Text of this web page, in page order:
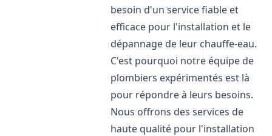
besoin d'un service fiable et
efficace pour l'installation et le
dépannage de leur chauffe-eau.
C'est pourquoi notre équipe de
plombiers expérimentés est là
pour répondre à leurs besoins.
Nous offrons des services de
haute qualité pour l'installation